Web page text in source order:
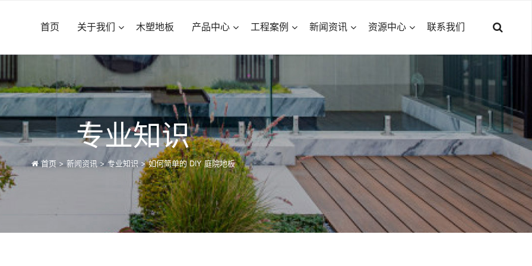
首页 关于我们 木塑地板 产品中心 工程案例 新闻资讯 资源中心 联系我们
专业知识
首页 > 新闻资讯 >专业知识 >如何简单的 DIY 庭院地板